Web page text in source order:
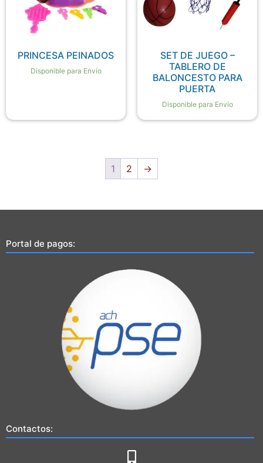
PRINCESA PEINADOS
Disponible para Envío
SET DE JUEGO –
TABLERO DE
BALONCESTO PARA
PUERTA
Disponible para Envío
1 2 →
Portal de pagos:
Contactos: